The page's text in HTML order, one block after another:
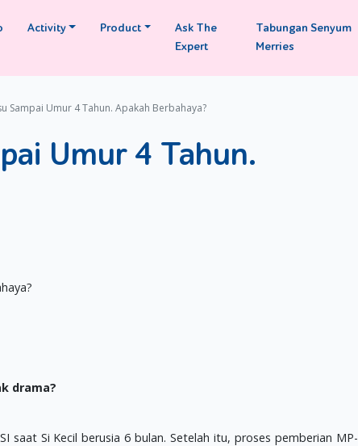
Activity Product
Ask The
Expert
Tabungan Senyum
Merries
Sampai Umur 4 Tahun. Apakah Berbahaya?
Umur 4 Tahun.
drama?
saat Si Kecil berusia 6 bulan. Setelah itu, proses pemberian MP-